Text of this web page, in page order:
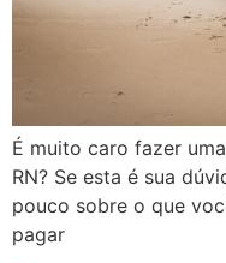
É muito caro fazer
RN? Se esta é sua
pouco sobre o que
pagar